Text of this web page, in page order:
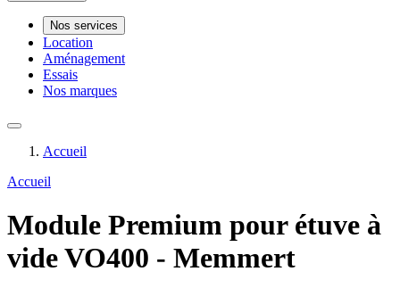
Nos services
Location
Aménagement
Essais
Nos marques
Accueil
Accueil
Module Premium pour étuve à
vide VO400 - Memmert